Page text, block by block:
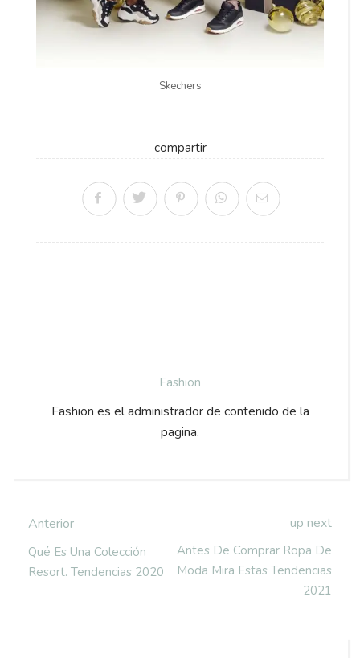
Skechers
compartir
Fashion
Fashion es el administrador de contenido de la
pagina.
Anterior
Qué Es Una Colección
Resort. Tendencias 2020
up next
Antes De Comprar Ropa De
Moda Mira Estas Tendencias
2021